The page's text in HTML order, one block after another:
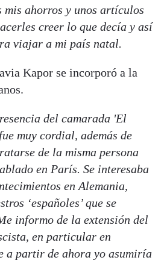
mis ahorros y unos artículos
creer lo que decía y así
viajar a mi país natal.
Kapor se incorporó a la
del camarada 'El
muy cordial, además de
de la misma persona
en París. Se interesaba
en Alemania,
‘españoles’ que se
informo de la extensión del
en particular en
a partir de ahora yo asumiría